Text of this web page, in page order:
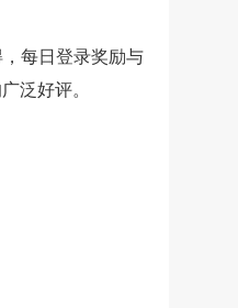
每日登录奖励与
泛好评。